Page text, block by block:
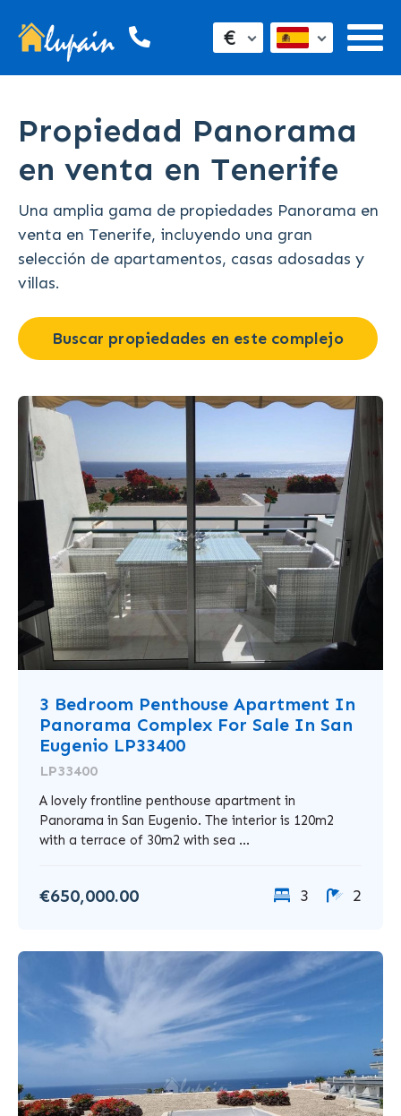
€
Propiedad Panorama
en venta en Tenerife
Una amplia gama de propiedades Panorama en
venta en Tenerife, incluyendo una gran
selección de apartamentos, casas adosadas y
villas.
Buscar propiedades en este complejo
3 Bedroom Penthouse Apartment In
Panorama Complex For Sale In San
Eugenio LP33400
LP33400
A lovely frontline penthouse apartment in
Panorama in San Eugenio. The interior is 120m2
with a terrace of 30m2 with sea ...
€650,000.00 3 2